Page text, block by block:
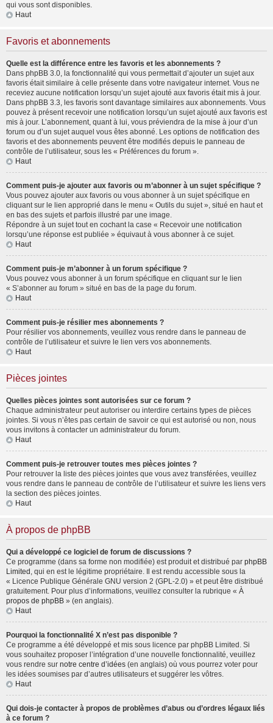
qui vous sont disponibles.
Haut
Favoris et abonnements
Quelle est la différence entre les favoris et les abonnements ?
Dans phpBB 3.0, la fonctionnalité qui vous permettait d’ajouter un sujet aux
favoris était similaire à celle présente dans votre navigateur internet. Vous ne
receviez aucune notification lorsqu’un sujet ajouté aux favoris était mis à jour.
Dans phpBB 3.3, les favoris sont davantage similaires aux abonnements. Vous
pouvez à présent recevoir une notification lorsqu’un sujet ajouté aux favoris est
mis à jour. L’abonnement, quant à lui, vous préviendra de la mise à jour d’un
forum ou d’un sujet auquel vous êtes abonné. Les options de notification des
favoris et des abonnements peuvent être modifiés depuis le panneau de
contrôle de l’utilisateur, sous les « Préférences du forum ».
Haut
Comment puis-je ajouter aux favoris ou m’abonner à un sujet spécifique ?
Vous pouvez ajouter aux favoris ou vous abonner à un sujet spécifique en
cliquant sur le lien approprié dans le menu « Outils du sujet », situé en haut et
en bas des sujets et parfois illustré par une image.
Répondre à un sujet tout en cochant la case « Recevoir une notification
lorsqu’une réponse est publiée » équivaut à vous abonner à ce sujet.
Haut
Comment puis-je m’abonner à un forum spécifique ?
Vous pouvez vous abonner à un forum spécifique en cliquant sur le lien
« S’abonner au forum » situé en bas de la page du forum.
Haut
Comment puis-je résilier mes abonnements ?
Pour résilier vos abonnements, veuillez vous rendre dans le panneau de
contrôle de l’utilisateur et suivre le lien vers vos abonnements.
Haut
Pièces jointes
Quelles pièces jointes sont autorisées sur ce forum ?
Chaque administrateur peut autoriser ou interdire certains types de pièces
jointes. Si vous n’êtes pas certain de savoir ce qui est autorisé ou non, nous
vous invitons à contacter un administrateur du forum.
Haut
Comment puis-je retrouver toutes mes pièces jointes ?
Pour retrouver la liste des pièces jointes que vous avez transférées, veuillez
vous rendre dans le panneau de contrôle de l’utilisateur et suivre les liens vers
la section des pièces jointes.
Haut
À propos de phpBB
Qui a développé ce logiciel de forum de discussions ?
Ce programme (dans sa forme non modifiée) est produit et distribué par phpBB
Limited , qui en est le légitime propriétaire. Il est rendu accessible sous la
« Licence Publique Générale GNU version 2 (GPL-2.0) » et peut être distribué
gratuitement. Pour plus d’informations, veuillez consulter la rubrique « À
propos de phpBB » (en anglais).
Haut
Pourquoi la fonctionnalité X n’est pas disponible ?
Ce programme a été développé et mis sous licence par phpBB Limited. Si
vous souhaitez proposer l’intégration d’une nouvelle fonctionnalité, veuillez
vous rendre sur notre centre d’idées (en anglais) où vous pourrez voter pour
les idées soumises par d’autres utilisateurs et suggérer les vôtres.
Haut
Qui dois-je contacter à propos de problèmes d’abus ou d’ordres légaux liés
à ce forum ?